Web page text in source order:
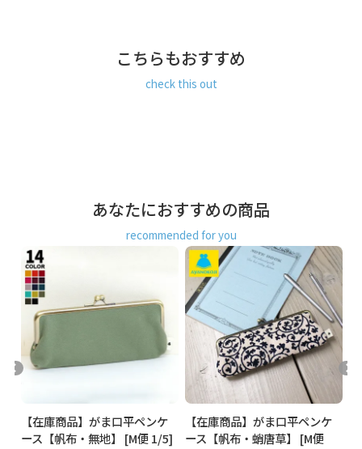
こちらもおすすめ
check this out
あなたにおすすめの商品
recommended for you
【在庫商品】がま口平ペンケ
ース【帆布・無地】 [M便 1/5]
【在庫商品】がま口平ペンケ
ース【帆布・蛸唐草】 [M便